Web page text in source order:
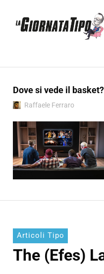
Dove si vede il basket?
Raffaele Ferraro
Articoli Tipo
The (Efes)